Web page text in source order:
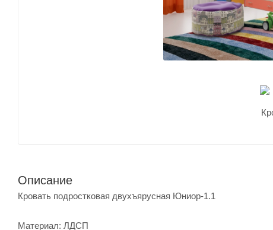
Описание
Кровать подростковая двухъярусная Юниор-1.1
Материал: ЛДСП